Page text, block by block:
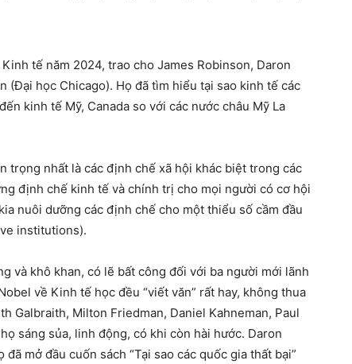
tế năm 2024, trao cho James Robinson, Daron
(Đại học Chicago). Họ đã tìm hiểu tại sao kinh tế các
kinh tế Mỹ, Canada so với các nước châu Mỹ La
trọng nhất là các định chế xã hội khác biệt trong các
định chế kinh tế và chính trị cho mọi người có cơ hội
nuôi dưỡng các định chế cho một thiểu số cầm đầu
institutions).
và khô khan, có lẽ bất công đối với ba người mới lãnh
về Kinh tế học đều “viết văn” rất hay, không thua
Galbraith, Milton Friedman, Daniel Kahneman, Paul
sáng sủa, linh động, có khi còn hài hước. Daron
mở đầu cuốn sách “Tại sao các quốc gia thất bại”